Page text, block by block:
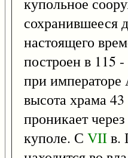
сохранившееся
настоящего
построен в 115 -
при императоре
высота храма 43
проникает
куполе. С VIIв.